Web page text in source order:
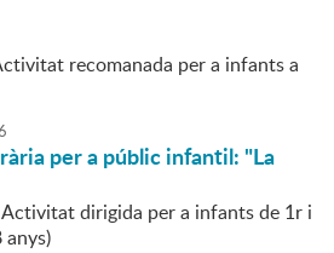
recomanada per a infants a
per a públic infantil: "La
dirigida per a infants de 1r i
anys)